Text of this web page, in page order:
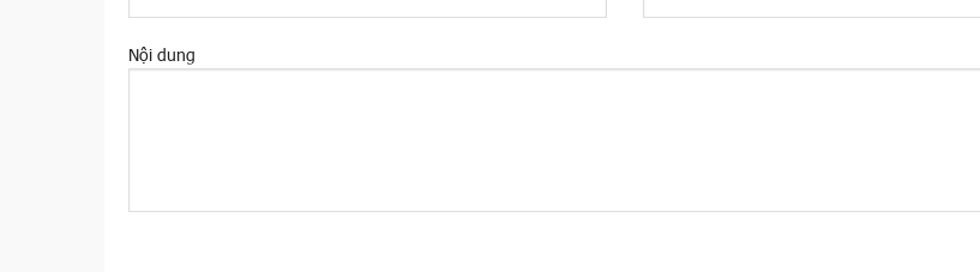
Nội dung